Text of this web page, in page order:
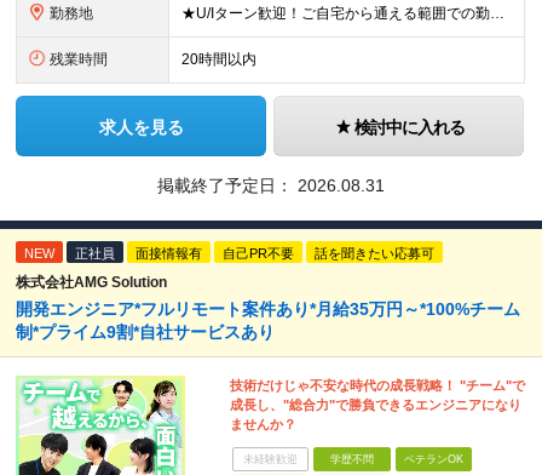
勤務地 ★U/Iターン歓迎！ご自宅から通える範囲での勤務となります ★JR西日本本社（大阪市北区）または、当社事業エリア内（北陸から北九州まで）の各支社で勤務 ※関西に本社あり※ 〈近畿エリア〉 三重県（
残業時間 20時間以内
求人を見る 検討中に入れる
掲載終了予定日： 2026.08.31
NEW 正社員 面接情報有 自己PR不要 話を聞きたい応募可
株式会社AMG Solution
開発エンジニア*フルリモート案件あり*月給35万円～*100%チーム
制*プライム9割*自社サービスあり
技術だけじゃ不安な時代の成長戦略！ "チーム"で
成長し、"総合力"で勝負できるエンジニアになり
ませんか？
未経験歓迎 学歴不問 ベテランOK